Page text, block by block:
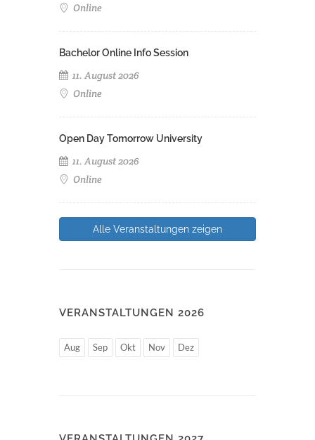
Online
Bachelor Online Info Session
11. August 2026
Online
Open Day Tomorrow University
11. August 2026
Online
Alle Veranstaltungen zeigen
VERANSTALTUNGEN 2026
Aug Sep Okt Nov Dez